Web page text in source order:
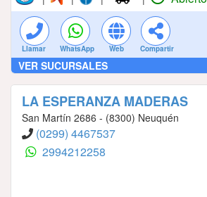
Llamar WhatsApp Web Compartir
VER SUCURSALES
LA ESPERANZA MADERAS
San Martín 2686 - (8300) Neuquén
(0299) 4467537
2994212258